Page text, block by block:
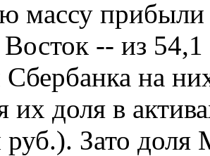
массу прибыли
-- из
на
их доля в
руб.). Зато